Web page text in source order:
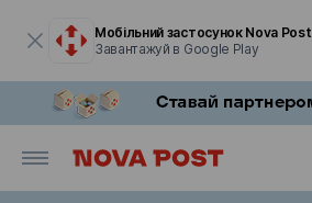
Мобільний застосунок Nova Post
Завантажуй в Google Play